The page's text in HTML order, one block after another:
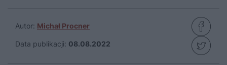
Autor: Michał Procner
Data publikacji: 08.08.2022